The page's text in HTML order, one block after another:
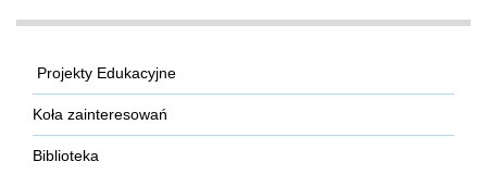
Projekty Edukacyjne
Koła zainteresowań
Biblioteka